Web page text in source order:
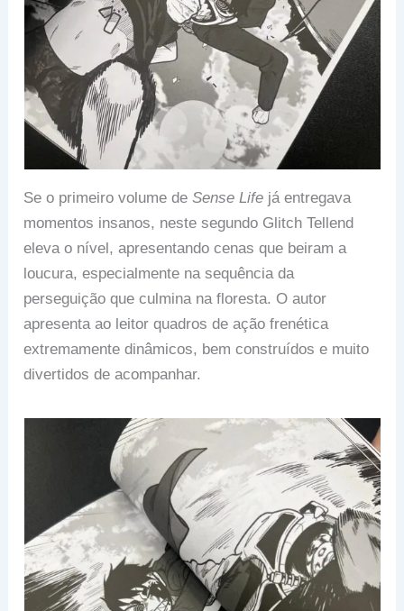
Se o primeiro volume deSense Life já entregava
momentos insanos, neste segundo Glitch Tellend
eleva o nível, apresentando cenas que beiram a
loucura, especialmente na sequência da
perseguição que culmina na floresta. O autor
apresenta ao leitor quadros de ação frenética
extremamente dinâmicos, bem construídos e muito
divertidos de acompanhar.